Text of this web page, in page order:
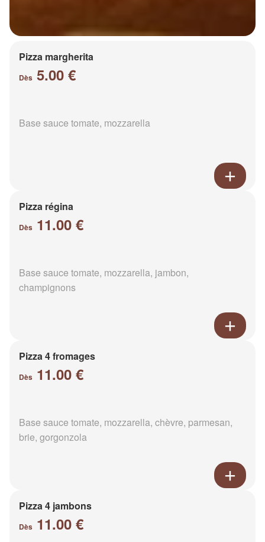
Pizza margherita
Dès 5.00 €
Base sauce tomate, mozzarella
Pizza régina
Dès 11.00 €
Base sauce tomate, mozzarella, jambon,
champignons
Pizza 4 fromages
Dès 11.00 €
Base sauce tomate, mozzarella, chèvre, parmesan,
brie, gorgonzola
Pizza 4 jambons
Dès 11.00 €